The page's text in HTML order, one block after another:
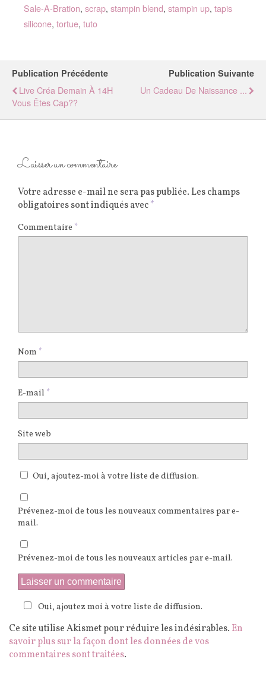
Sale-A-Bration, scrap, stampin blend, stampin up, tapis
silicone, tortue, tuto
Publication Précédente
Live Créa Demain À 14H
Vous Êtes Cap??
Publication Suivante
Un Cadeau De Naissance ...
Laisser un commentaire
Votre adresse e-mail ne sera pas publiée.Les champs
obligatoires sont indiqués avec*
Commentaire *
Nom *
E-mail *
Site web
Oui, ajoutez-moi à votre liste de diffusion.
Prévenez-moi de tous les nouveaux commentaires par e-
mail.
Prévenez-moi de tous les nouveaux articles par e-mail.
Oui, ajoutez moi à votre liste de diffusion.
Ce site utilise Akismet pour réduire les indésirables. En
savoir plus sur la façon dont les données de vos
commentaires sont traitées.